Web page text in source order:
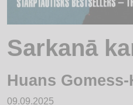
Sarkanā
Huans
09.09.2025